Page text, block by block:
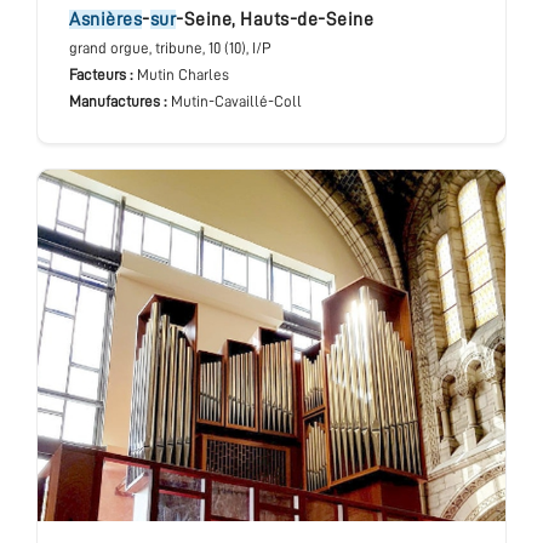
Asnières-sur-Seine, Hauts-de-Seine
grand orgue, tribune, 10 (10), I/P
Facteurs : Mutin Charles
Manufactures : Mutin-Cavaillé-Coll